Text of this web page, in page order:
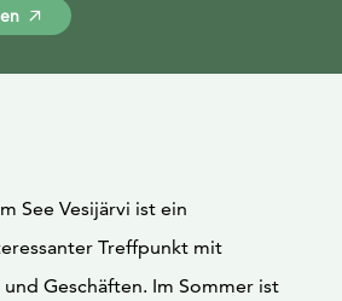
See Vesijärvi ist ein
Treffpunkt mit
und Geschäften. Im Sommer ist